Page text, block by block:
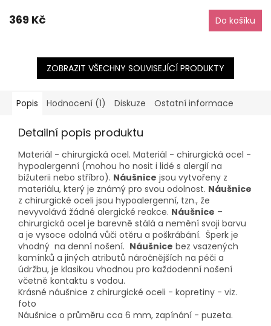
369 Kč Do košíku
ZOBRAZIT VŠECHNY SOUVISEJÍCÍ PRODUKTY
Popis Hodnocení (1) Diskuze Ostatní informace
Detailní popis produktu
Materiál - chirurgická ocel. Materiál - chirurgická ocel -
hypoalergenní (mohou ho nosit i lidé s alergií na
bižuterii nebo stříbro). Náušnice jsou vytvořeny z
materiálu, který je známý pro svou odolnost. Náušnice
z chirurgické oceli jsou hypoalergenní, tzn., že
nevyvolává žádné alergické reakce. Náušnice –
chirurgická ocel je barevně stálá a nemění svoji barvu
a je vysoce odolná vůči otěru a poškrábání. Šperk je
vhodný na denní nošení. Náušnice bez vsazených
kamínků a jiných atributů náročnějších na péči a
údržbu, je klasikou vhodnou pro každodenní nošení
včetně kontaktu s vodou.
Krásné náušnice z chirurgické oceli - kopretiny - viz.
foto
Náušnice o průměru cca 6 mm, zapínání - puzeta.